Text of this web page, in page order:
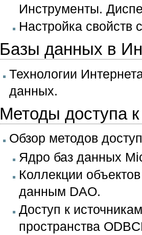
Инструменты.
Настройка свойств
Базы данных в
Технологии
данных.
Методы доступа
Обзор методов
Ядро баз данных
Коллекции
данным DAO.
Доступ к
пространства